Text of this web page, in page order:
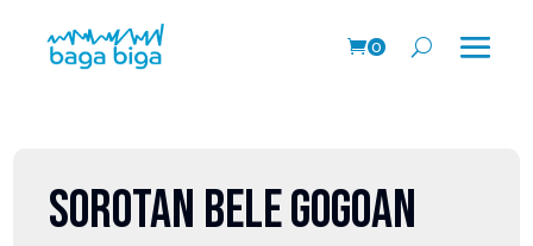
0
SOROTAN BELE GOGOAN